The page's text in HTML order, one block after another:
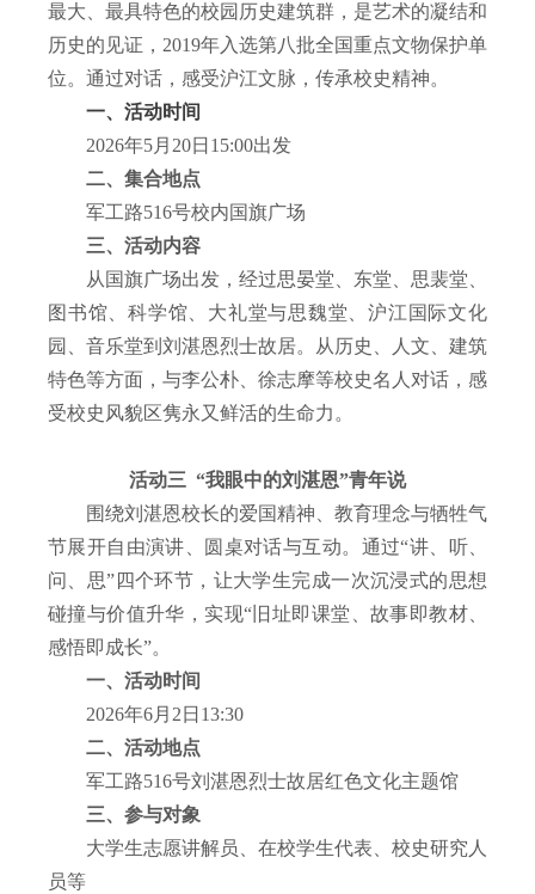
最大、最具特色的校园历史建筑群，是艺术的凝结和
历史的见证， 2019年入选第八批全国重点文物保护单
位。通过对话，感受沪江文脉，传承校史精神。
一、活动时间
2026年5月 20日 15:00出发
二、集合地点
军工路516号校内国旗广场
三、活动内容
从国旗广场出发，经过思晏堂、东堂、思裴堂、
图书馆、科学馆、大礼堂与思魏堂、沪江国际文化
园、音乐堂到刘湛恩烈士故居。从历史、人文、建筑
特色等方面，与李公朴、徐志摩等校史名人对话，感
受校史风貌区隽永又鲜活的生命力。
活动三 “我眼中的刘湛恩”青年说
围绕刘湛恩校长的爱国精神、教育理念与牺牲气
节展开自由演讲、圆桌对话与互动。通过“讲、听、
问、思”四个环节，让大学生完成一次沉浸式的思想
碰撞与价值升华，实现“旧址即课堂、故事即教材、
感悟即成长”。
一、活动时间
2026年6月 2 日 13:30
二、活动地点
军工路516号刘湛恩烈士故居红色文化主题馆
三、参与对象
大学生志愿讲解员、在校学生代表、校史研究人
员等